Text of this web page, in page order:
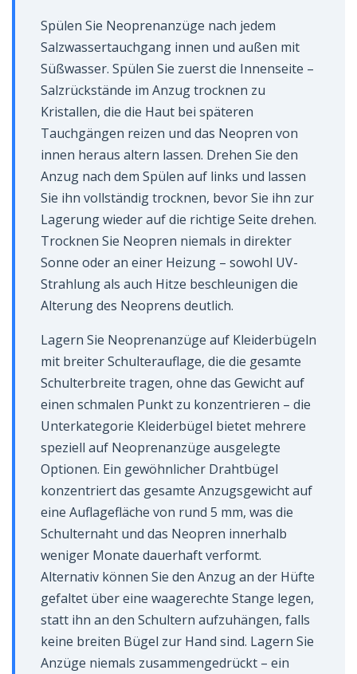
Spülen Sie Neoprenanzüge nach jedem
Salzwassertauchgang innen und außen mit
Süßwasser. Spülen Sie zuerst die Innenseite –
Salzrückstände im Anzug trocknen zu
Kristallen, die die Haut bei späteren
Tauchgängen reizen und das Neopren von
innen heraus altern lassen. Drehen Sie den
Anzug nach dem Spülen auf links und lassen
Sie ihn vollständig trocknen, bevor Sie ihn zur
Lagerung wieder auf die richtige Seite drehen.
Trocknen Sie Neopren niemals in direkter
Sonne oder an einer Heizung – sowohl UV-
Strahlung als auch Hitze beschleunigen die
Alterung des Neoprens deutlich.
Lagern Sie Neoprenanzüge auf Kleiderbügeln
mit breiter Schulterauflage, die die gesamte
Schulterbreite tragen, ohne das Gewicht auf
einen schmalen Punkt zu konzentrieren – die
Unterkategorie Kleiderbügel bietet mehrere
speziell auf Neoprenanzüge ausgelegte
Optionen. Ein gewöhnlicher Drahtbügel
konzentriert das gesamte Anzugsgewicht auf
eine Auflagefläche von rund 5 mm, was die
Schulternaht und das Neopren innerhalb
weniger Monate dauerhaft verformt.
Alternativ können Sie den Anzug an der Hüfte
gefaltet über eine waagerechte Stange legen,
statt ihn an den Schultern aufzuhängen, falls
keine breiten Bügel zur Hand sind. Lagern Sie
Anzüge niemals zusammengedrückt – ein